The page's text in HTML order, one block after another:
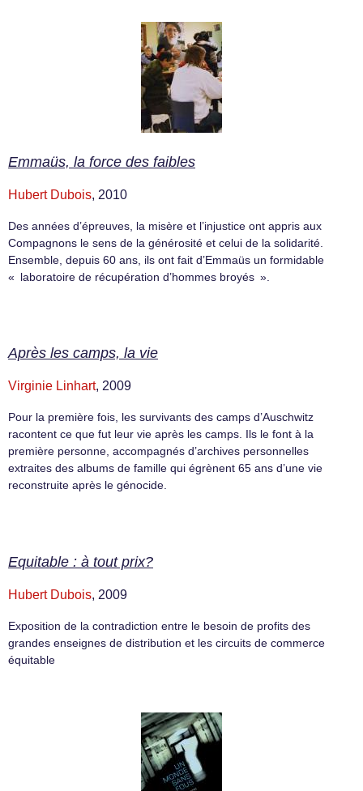
Emmaüs, la force des faibles
Hubert Dubois, 2010
Des années d’épreuves, la misère et l’injustice ont appris aux
Compagnons le sens de la générosité et celui de la solidarité.
Ensemble, depuis 60 ans, ils ont fait d’Emmaüs un formidable
« laboratoire de récupération d’hommes broyés ».
Après les camps, la vie
Virginie Linhart, 2009
Pour la première fois, les survivants des camps d’Auschwitz
racontent ce que fut leur vie après les camps. Ils le font à la
première personne, accompagnés d’archives personnelles
extraites des albums de famille qui égrènent 65 ans d’une vie
reconstruite après le génocide.
Equitable : à tout prix?
Hubert Dubois, 2009
Exposition de la contradiction entre le besoin de profits des
grandes enseignes de distribution et les circuits de commerce
équitable